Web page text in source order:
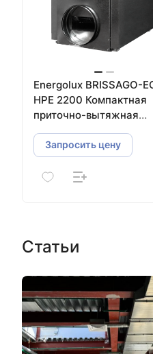
Energolux BRISSAGO-
HPE 2200 Компактная
приточно-вытяжная
установка с
рекуператором
Запросить цену
Статьи